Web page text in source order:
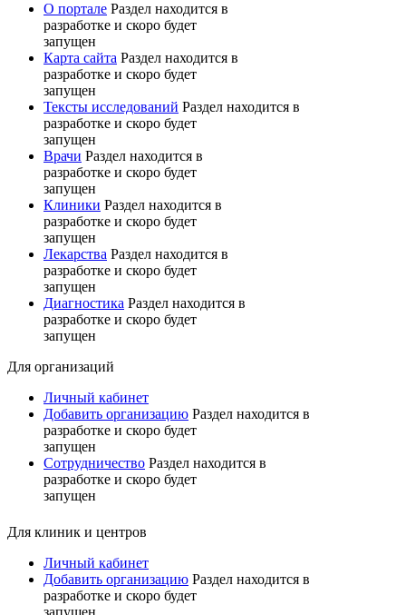
О портале Раздел находится в
разработке и скоро будет
запущен
Карта сайта Раздел находится в
разработке и скоро будет
запущен
Тексты исследований Раздел находится в
разработке и скоро будет
запущен
Врачи Раздел находится в
разработке и скоро будет
запущен
Клиники Раздел находится в
разработке и скоро будет
запущен
Лекарства Раздел находится в
разработке и скоро будет
запущен
Диагностика Раздел находится в
разработке и скоро будет
запущен
Для организаций
Личный кабинет
Добавить организацию Раздел находится в
разработке и скоро будет
запущен
Сотрудничество Раздел находится в
разработке и скоро будет
запущен
Для клиник и центров
Личный кабинет
Добавить организацию Раздел находится в
разработке и скоро будет
запущен